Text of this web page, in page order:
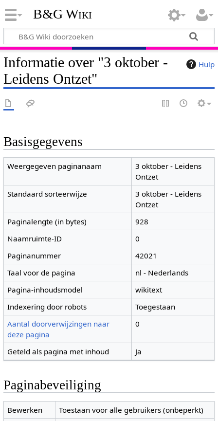
B&G Wiki
Hulp
Informatie over "3 oktober -
Leidens Ontzet"
Basisgegevens
Weergegeven paginanaam
3 oktober - Leidens
Ontzet
Standaard sorteerwijze
3 oktober - Leidens
Ontzet
Paginalengte (in bytes)
928
Naamruimte-ID
0
Paginanummer
42021
Taal voor de pagina
nl - Nederlands
Pagina-inhoudsmodel
wikitext
Indexering door robots
Toegestaan
Aantal doorverwijzingen naar
deze pagina
0
Geteld als pagina met inhoud Ja
Paginabeveiliging
Bewerken
Toestaan voor alle gebruikers (onbeperkt)